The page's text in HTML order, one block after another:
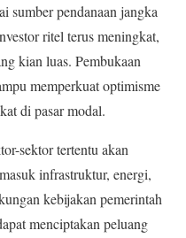
sumber pendanaan jangka
ritel terus meningkat,
kian luas. Pembukaan
memperkuat optimisme
di pasar modal.
sektor tertentu akan
infrastruktur, energi,
kebijakan pemerintah
menciptakan peluang